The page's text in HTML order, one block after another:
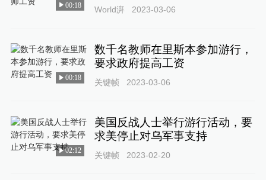
00:18 World湃 2023-03-06
00:18
数千名教师在里斯本参加游行，
要求政府提高工资
关键帧 2023-03-06
02:12
美国反战人士举行游行活动，要
求美停止对乌军事支持
关键帧 2023-02-20